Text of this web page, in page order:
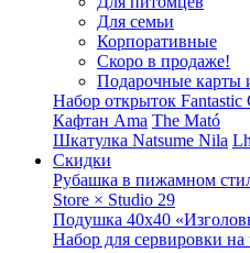
Для семьи
Корпоративные
Скоро в продаже!
Подарочные карты
Набор открыток Fantastic
Кафтан Ama The Mató
Шкатулка Natsume Nila
Скидки
Рубашка в пижамном
Store × Studio 29
Подушка 40x40
Набор для сервировки